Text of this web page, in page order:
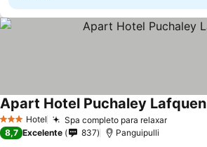
3 EstrelasHotel Spa completo para relaxar
Apart Hotel Puchaley Lafquen
8,7 Excelente 837 Panguipulli